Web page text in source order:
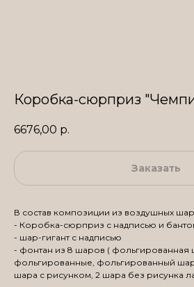
Коробка-сюрприз
6676,00 р.
Заказать
В состав композиции из воздушных
- Коробка-сюрприз с надписью и
- шар-гигант с надписью
- фонтан из 8 шаров ( фольгированная
фольгированные, фольгированный
шара с рисунком, 2 шара без рисунка